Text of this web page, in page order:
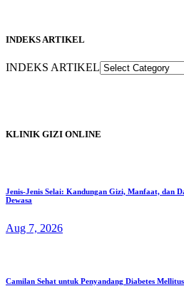
INDEKS ARTIKEL
INDEKS ARTIKEL
KLINIK GIZI ONLINE
Jenis-Jenis Selai: Kandungan Gizi, Manfaat, dan
Dewasa
Aug 7, 2026
Camilan Sehat untuk Penyandang Diabetes